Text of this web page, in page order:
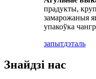
прадукты,
замарожаныя
упакоўка
запытдэталь
Знайдзі нас